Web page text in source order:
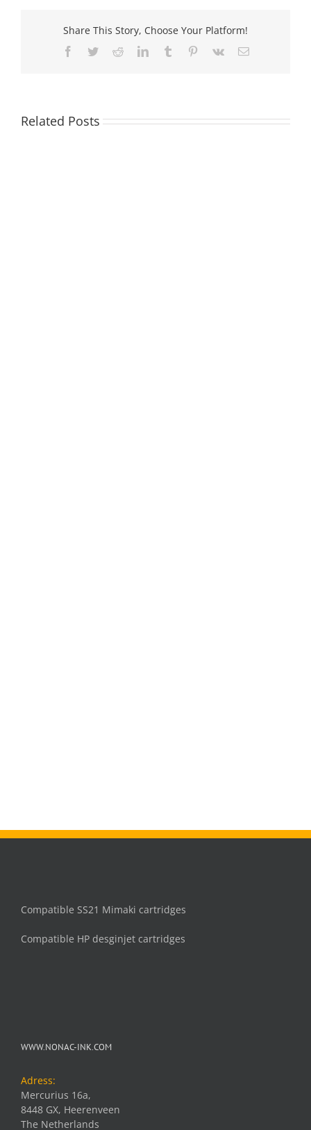
Share This Story, Choose Your Platform!
Facebook
TwitterRedditLinkedInTumblr Pinterest
Vk Email
Related Posts
Compatible SS21 Mimaki cartridges
Compatible HP desginjet cartridges
WWW.NONAC-INK.COM
Adress:
Mercurius 16a,
8448 GX, Heerenveen
The Netherlands